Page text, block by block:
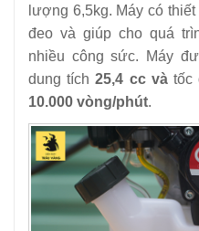
lượng 6,5kg. Máy có
đeo và giúp cho quá
nhiều công sức. Máy
dung tích25,4 cc vàtốc
10.000 vòng/phút.